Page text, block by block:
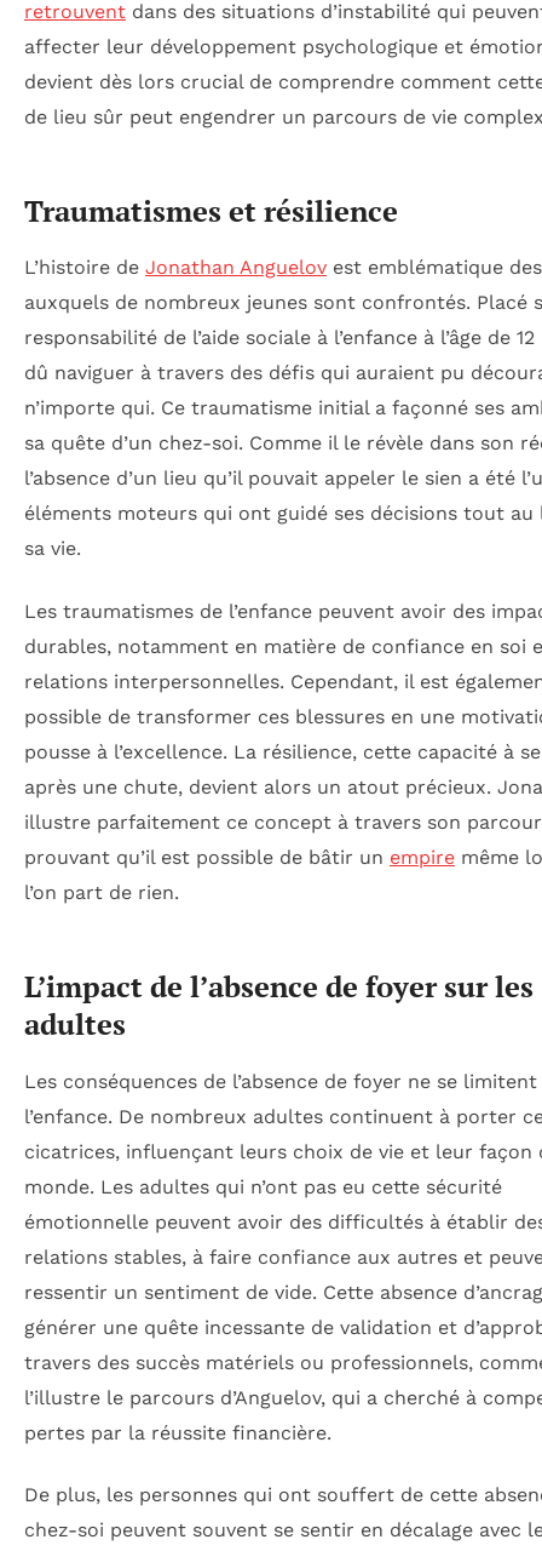
retrouvent dans des situations d’instabilité qui
affecter leur développement psychologique et
devient dès lors crucial de comprendre comment
de lieu sûr peut engendrer un parcours de vie
Traumatismes et résilience
L’histoire de Jonathan Anguelov est emblématique
auxquels de nombreux jeunes sont confrontés. Placé
responsabilité de l’aide sociale à l’enfance à l’âge de
dû naviguer à travers des défis qui auraient pu
n’importe qui. Ce traumatisme initial a façonné ses
sa quête d’un chez-soi. Comme il le révèle dans son
l’absence d’un lieu qu’il pouvait appeler le sien a été
éléments moteurs qui ont guidé ses décisions tout au
sa vie.
Les traumatismes de l’enfance peuvent avoir des
durables, notamment en matière de confiance en soi
relations interpersonnelles. Cependant, il est
possible de transformer ces blessures en une
pousse à l’excellence. La résilience, cette capacité à
après une chute, devient alors un atout précieux.
illustre parfaitement ce concept à travers son
prouvant qu’il est possible de bâtir un empire même
l’on part de rien.
L’impact de l’absence de foyer sur les
adultes
Les conséquences de l’absence de foyer ne se limitent
l’enfance. De nombreux adultes continuent à porter
cicatrices, influençant leurs choix de vie et leur façon
monde. Les adultes qui n’ont pas eu cette sécurité
émotionnelle peuvent avoir des difficultés à établir
relations stables, à faire confiance aux autres et
ressentir un sentiment de vide. Cette absence
générer une quête incessante de validation et
travers des succès matériels ou professionnels,
l’illustre le parcours d’Anguelov, qui a cherché à
pertes par la réussite financière.
De plus, les personnes qui ont souffert de cette
chez-soi peuvent souvent se sentir en décalage avec